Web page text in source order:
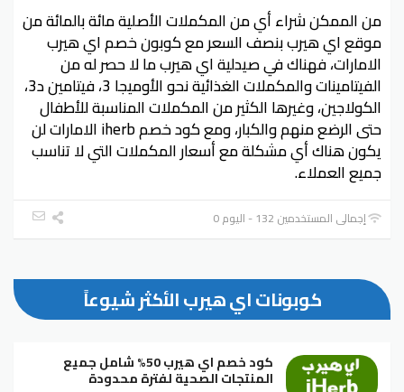
من الممكن شراء أي من المكملات الأصلية مائة بالمائة من
موقع اي هيرب بنصف السعر مع كوبون خصم اي هيرب
الامارات، فهناك في صيدلية اي هيرب ما لا حصر له من
الفيتامينات والمكملات الغذائية نحو الأوميجا 3، فيتامين د3،
الكولاجين، وغيرها الكثير من المكملات المناسبة للأطفال
حتى الرضع منهم والكبار، ومع كود خصم iherb الامارات لن
يكون هناك أي مشكلة مع أسعار المكملات التي لا تناسب
جميع العملاء.
إجمالي المستخدمين 132 - اليوم 0
كوبونات اي هيرب الأكثر شيوعاً
كود خصم اي هيرب 50% شامل جميع
المنتجات الصحية لفترة محدودة